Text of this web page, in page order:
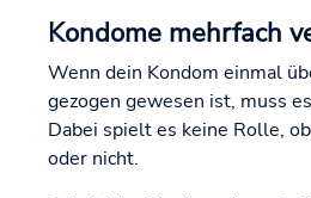
Kondome mehrfach
Wenn dein Kondom einmal
gezogen gewesen ist, muss
Dabei spielt es keine Rolle,
oder nicht.